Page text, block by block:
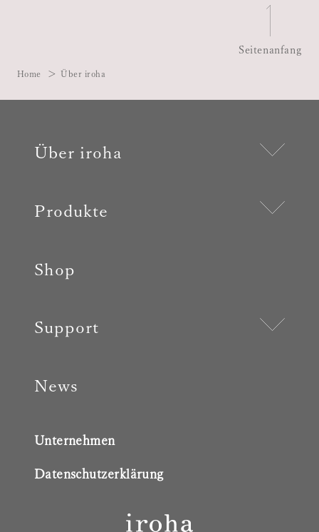
Seitenanfang
Home Über iroha
Über iroha
Produkte
Shop
Support
News
Unternehmen
Datenschutzerklärung